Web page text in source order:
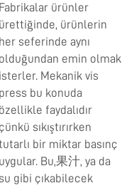
Fabrikalar ürünler
ürettiğinde, ürünlerin
her seferinde aynı
olduğundan emin olmak
isterler. Mekanik vis
press bu konuda
özellikle faydalıdır
çünkü sıkıştırırken
bir miktar basınç
uygular. Bu,果汁, ya da
su gibi çıkabilecek